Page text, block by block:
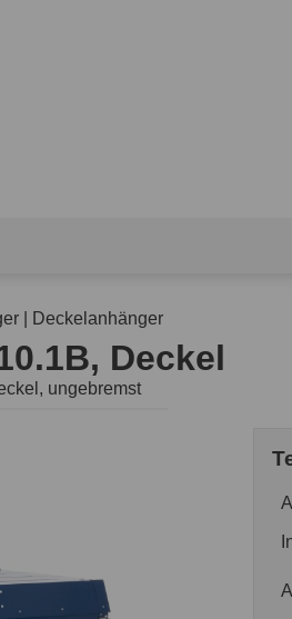
| Deckelanhänger
Deckel
ungebremst